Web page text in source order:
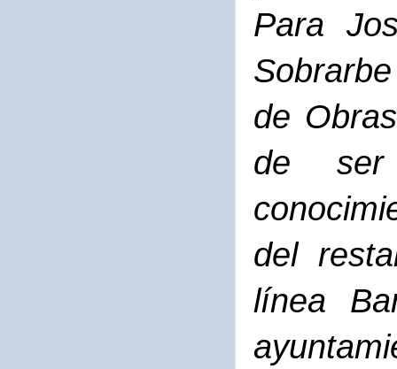
Para
de
de ser
del
línea